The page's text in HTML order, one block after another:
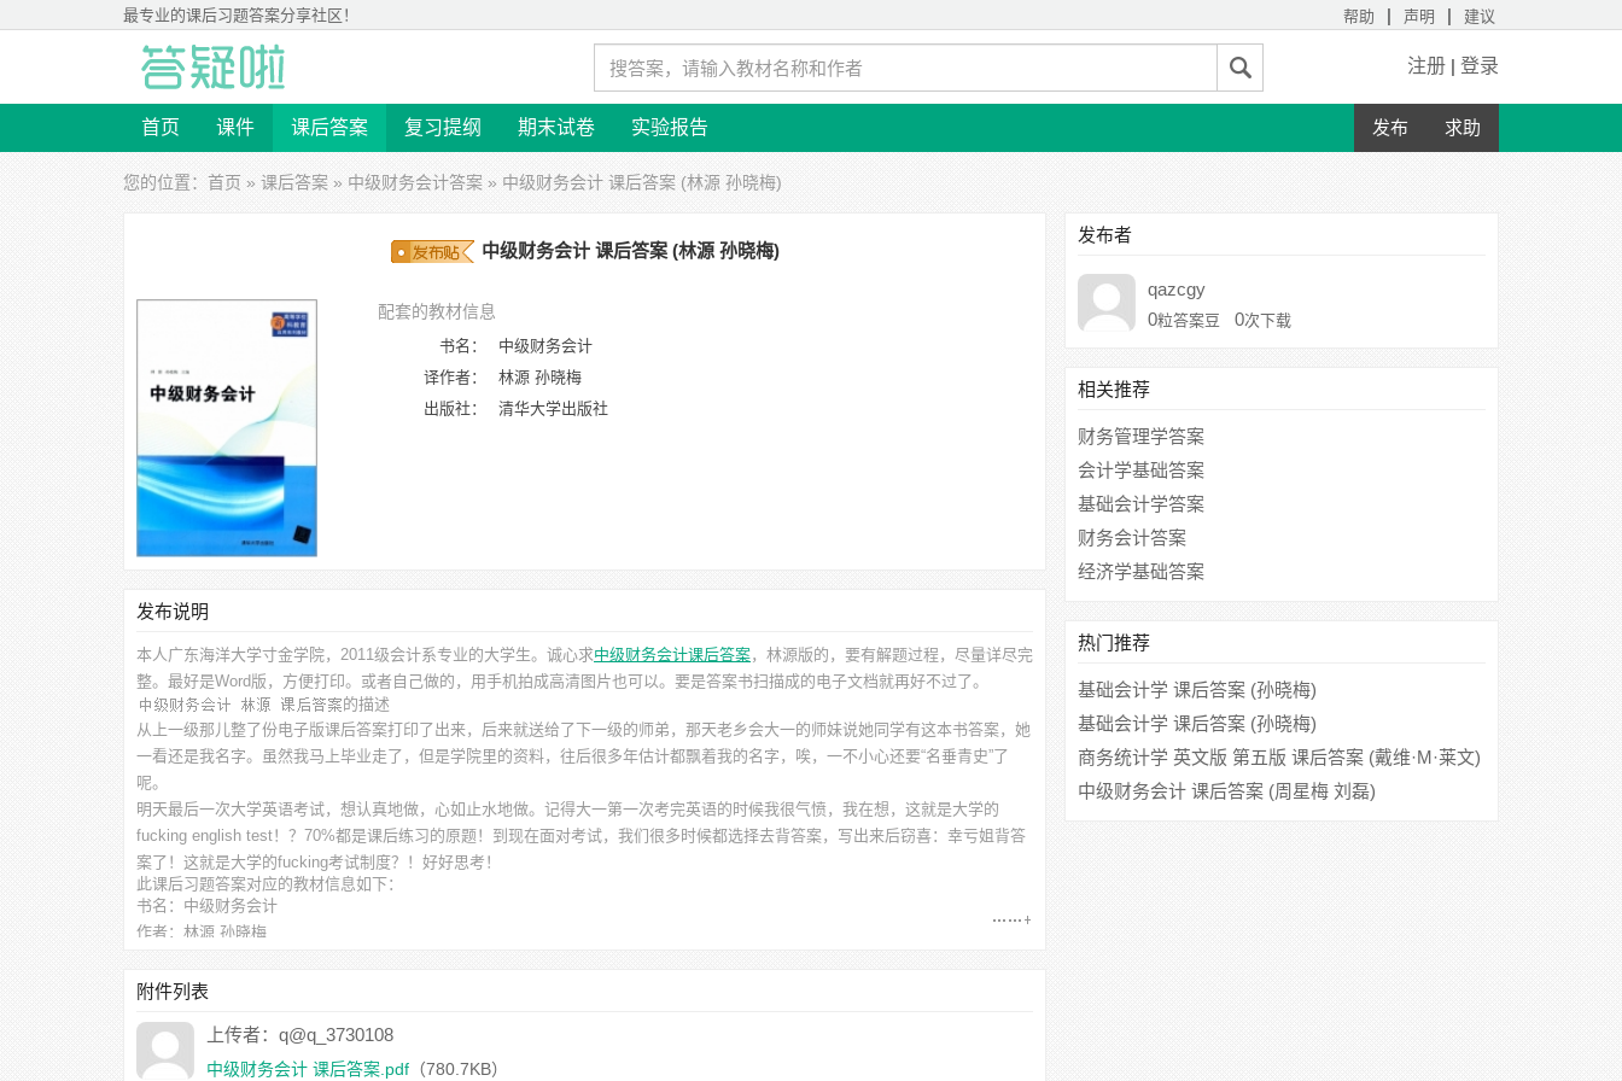
最专业的课后习题答案分享社区！ 帮助 | 声明 | 建议
注册 | 登录
首页 课件 课后答案 复习提纲 期末试卷 实验报告 发布 求助
您的位置： 首页 » 课后答案 » 中级财务会计答案 » 中级财务会计 课后答案 (林源 孙晓梅)
中级财务会计 课后答案 (林源 孙晓梅)
配套的教材信息
书名：
中级财务会计
译作者：
林源 孙晓梅
出版社：
清华大学出版社
发布说明
本人广东海洋大学寸金学院，2011级会计系专业的大学生。诚心求中级财务会计课后答案，林源版的，要有解题过程，尽量详尽完
整。最好是Word版，方便打印。或者自己做的，用手机拍成高清图片也可以。要是答案书扫描成的电子文档就再好不过了。
的描述
从上一级那儿整了份电子版课后答案打印了出来，后来就送给了下一级的师弟，那天老乡会大一的师妹说她同学有这本书答案，她
一看还是我名字。虽然我马上毕业走了，但是学院里的资料，往后很多年估计都飘着我的名字，唉，一不小心还要“名垂青史”了
呢。
明天最后一次大学英语考试，想认真地做，心如止水地做。记得大一第一次考完英语的时候我很气愤，我在想，这就是大学的
fucking english test！？70%都是课后练习的原题！到现在面对考试，我们很多时候都选择去背答案，写出来后窃喜：幸亏姐背答
案了！这就是大学的fucking考试制度？！好好思考！
此课后习题答案对应的教材信息如下：
书名：中级财务会计
作者：林源 孙晓梅
附件下载列表如下：
中级财务会计 课后答案.pdf
附件列表
上传者：q@q_3730108
中级财务会计 课后答案.pdf （780.7KB）
发布者
qazcgy
0粒答案豆 0次下载
相关推荐
财务管理学答案
会计学基础答案
基础会计学答案
财务会计答案
经济学基础答案
热门推荐
基础会计学 课后答案 (孙晓梅)
基础会计学 课后答案 (孙晓梅)
商务统计学 英文版 第五版 课后答案 (戴维·M·莱文)
中级财务会计 课后答案 (周星梅 刘磊)